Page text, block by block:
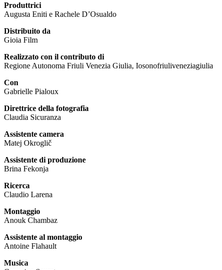
Produttrici
Augusta Eniti e Rachele D’Osualdo
Distribuito da
Gioia Film
Realizzato con il contributo di
Regione Autonoma Friuli Venezia Giulia, Iosonofriuliveneziagiulia
Con
Gabrielle Pialoux
Direttrice della fotografia
Claudia Sicuranza
Assistente camera
Matej Okroglič
Assistente di produzione
Brina Fekonja
Ricerca
Claudio Larena
Montaggio
Anouk Chambaz
Assistente al montaggio
Antoine Flahault
Musica